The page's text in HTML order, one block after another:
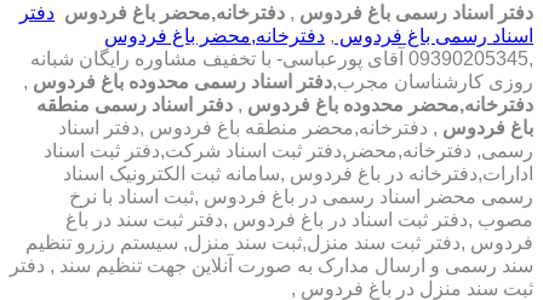
دفتر اسناد رسمی باغ فردوس , دفترخانه,محضر باغ فردوس دفتر
اسناد رسمی باغ فردوس , دفترخانه,محضر باغ فردوس
,09390205345 آقای پورعباسی- با تخفیف مشاوره رايگان شبانه
روزی کارشناسان مجرب,دفتر اسناد رسمی محدوده باغ فردوس ,
دفترخانه,محضر محدوده باغ فردوس , دفتر اسناد رسمی منطقه
باغ فردوس , دفترخانه,محضر منطقه باغ فردوس ,دفتر اسناد
رسمی, دفترخانه,محضر,دفتر ثبت اسناد شرکت,دفتر ثبت اسناد
ادارات,دفترخانه در باغ فردوس ,سامانه ثبت الکترونیک اسناد
رسمی محضر اسناد رسمی در باغ فردوس ,ثبت اسناد با نرخ
مصوب ,دفتر ثبت اسناد در باغ فردوس ,دفتر ثبت سند در باغ
فردوس ,دفتر ثبت سند منزل,ثبت سند منزل, سیستم رزرو تنظیم
سند رسمی و ارسال مدارک به صورت آنلاین جهت تنظیم سند , دفتر
ثبت سند منزل در باغ فردوس ,